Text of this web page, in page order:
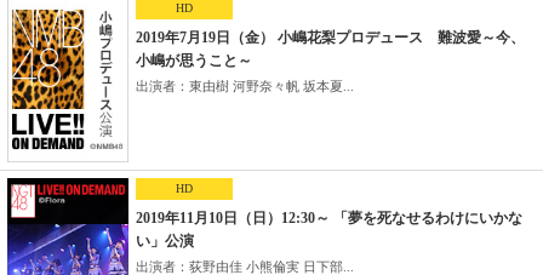
HD
2019年7月19日（金） 小嶋花梨プロデュース 難波愛～今、
小嶋が思うこと～
出演者：東由樹 河野奈々帆 坂本夏...
HD
2019年11月10日（日）12:30～ 「夢を死なせるわけにいかな
い」公演
出演者：荻野由佳 小熊倫実 日下部...